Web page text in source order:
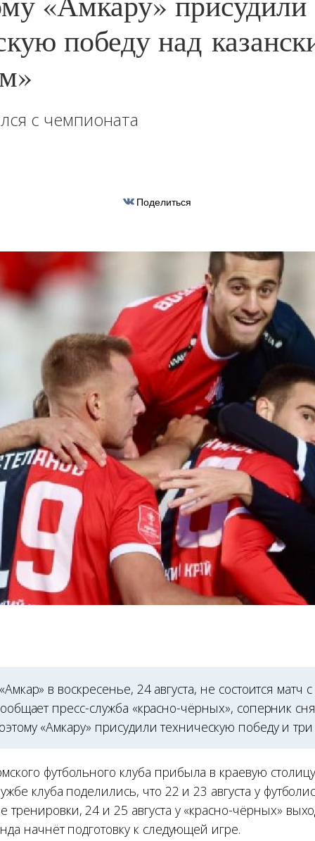
победу над
с чемпионата
Поделиться
в воскресенье, 24 августа, не состоится матч
пресс-служба «красно-чёрных», соперник
«Амкару» присудили техническую победу и три
футбольного клуба прибыла в краевую
клуба поделились, что 22 и 23 августа у
тренировки, 24 и 25 августа у «красно-чёрных»
начнёт подготовку к следующей игре.